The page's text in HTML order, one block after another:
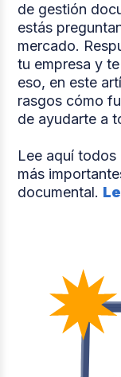
de gestión
estás
mercado.
tu empresa y
eso, en este
rasgos cómo
de ayudarte a
Lee aquí
más
documental.